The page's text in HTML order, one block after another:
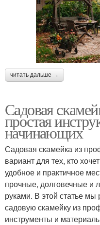
читать дальше →
Садовая
простая
начинающих
Садовая скамейка из
вариант для тех, кто
удобное и практичное
прочные, долговечные и
руками. В этой статье мы
садовую скамейку из
инструменты и